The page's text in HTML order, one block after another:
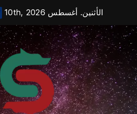
content
الأثنين. أغسطس 10th, 2026